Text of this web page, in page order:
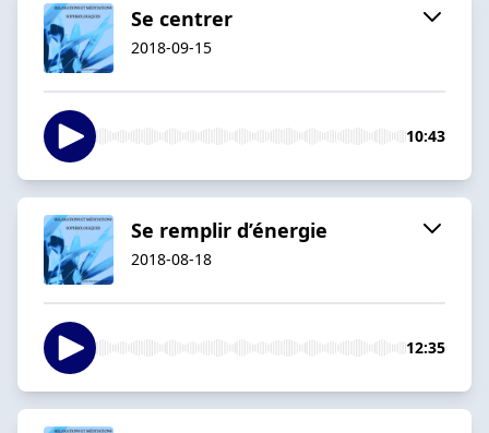
Se centrer
2018-09-15
10:43
Se remplir d’énergie
2018-08-18
12:35